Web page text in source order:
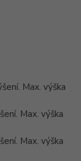
Max. výška
Max. výška
Max. výška